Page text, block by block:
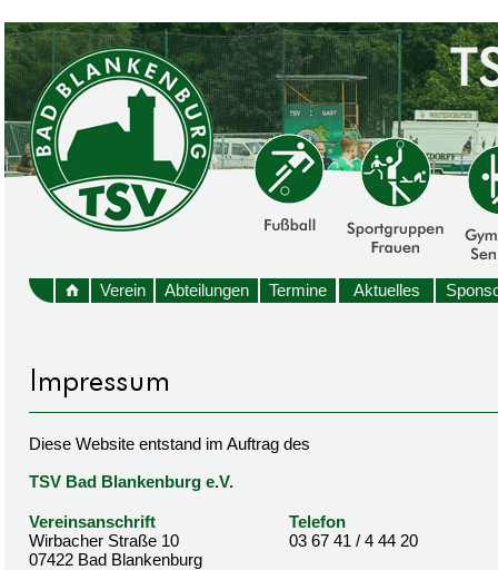
Verein Abteilungen Termine Aktuelles
Diese Website entstand im Auftrag des
TSV Bad Blankenburg e.V.
Vereinsanschrift
Wirbacher Straße 10
07422 Bad Blankenburg
Telefon
03 67 41 / 4 44 20